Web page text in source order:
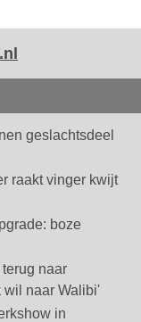
geslachtsdeel
raakt vinger kwijt
boze
naar
wil naar Walibi'
in